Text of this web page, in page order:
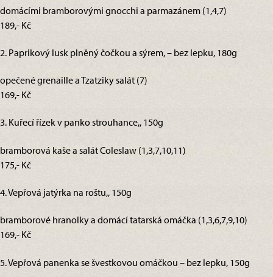
domácími bramborovými gnocchi a parmazánem (1,4,7)
189,- Kč
2. Paprikový lusk plněný čočkou a sýrem, – bez lepku, 180g
opečené grenaille a Tzatziky salát (7)
169,- Kč
3. Kuřecí řízek v panko strouhance,, 150g
bramborová kaše a salát Coleslaw (1,3,7,10,11)
175,- Kč
4. Vepřová jatýrka na roštu,, 150g
bramborové hranolky a domácí tatarská omáčka (1,3,6,7,9,10)
169,- Kč
5. Vepřová panenka se švestkovou omáčkou – bez lepku, 150g